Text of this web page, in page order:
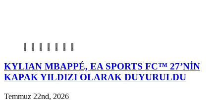
KYLIAN MBAPPÉ, EA SPORTS FC™ 27’NİN
KAPAK YILDIZI OLARAK DUYURULDU
Temmuz 22nd, 2026